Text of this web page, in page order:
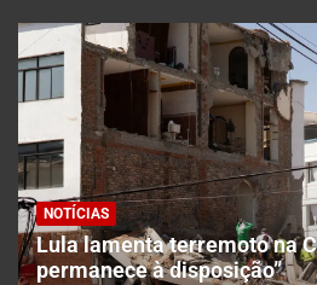
NOTÍCIAS
Lula lamenta terremoto na
permanece à disposição”